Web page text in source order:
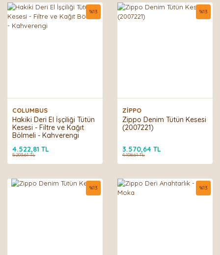
COLUMBUS
Hakiki Deri El İşçiliği Tütün
Kesesi - Filtre ve Kağıt
Bölmeli - Kahverengi
%13
4.522,81 TL
5.203,61 TL
ZİPPO
Zippo Denim Tütün Kesesi
(2007221)
%13
3.570,64 TL
4.108,61 TL
%13 %13